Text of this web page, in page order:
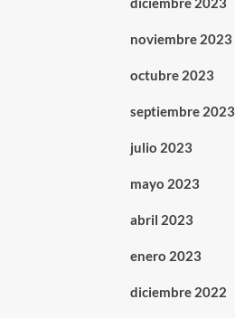
noviembre 2023
octubre 2023
septiembre 2023
julio 2023
mayo 2023
abril 2023
enero 2023
diciembre 2022